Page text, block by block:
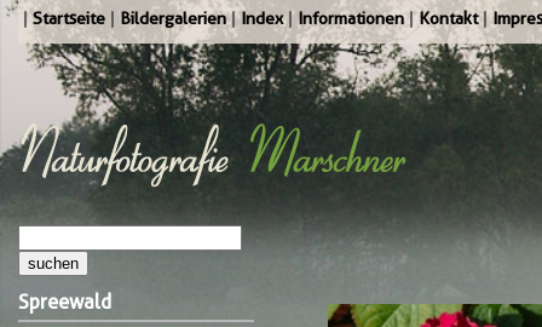
Startseite Bildergalerien Index Informationen Kontakt
Spreewald